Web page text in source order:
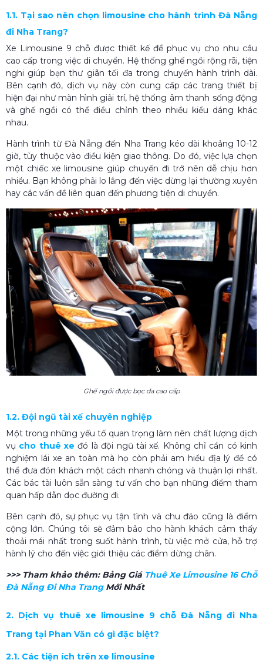
1.1. Tại sao nên chọn limousine cho hành trình Đà Nẵng
đi Nha Trang?
Xe Limousine 9 chỗ được thiết kế để phục vụ cho nhu cầu
cao cấp trong việc di chuyển. Hệ thống ghế ngồi rộng rãi, tiện
nghi giúp bạn thư giãn tối đa trong chuyến hành trình dài.
Bên cạnh đó, dịch vụ này còn cung cấp các trang thiết bị
hiện đại như màn hình giải trí, hệ thống âm thanh sống động
và ghế ngồi có thể điều chỉnh theo nhiều kiểu dáng khác
nhau.
Hành trình từ Đà Nẵng đến Nha Trang kéo dài khoảng 10-12
giờ, tùy thuộc vào điều kiện giao thông. Do đó, việc lựa chọn
một chiếc xe limousine giúp chuyến đi trở nên dễ chịu hơn
nhiều. Bạn không phải lo lắng đến việc dừng lại thường xuyên
hay các vấn đề liên quan đến phương tiện di chuyển.
Ghế ngồi được bọc da cao cấp
1.2. Đội ngũ tài xế chuyên nghiệp
Một trong những yếu tố quan trọng làm nên chất lượng dịch
vụ cho thuê xe đó là đội ngũ tài xế. Không chỉ cần có kinh
nghiệm lái xe an toàn mà họ còn phải am hiểu địa lý để có
thể đưa đón khách một cách nhanh chóng và thuận lợi nhất.
Các bác tài luôn sẵn sàng tư vấn cho bạn những điểm tham
quan hấp dẫn dọc đường đi.
Bên cạnh đó, sự phục vụ tận tình và chu đáo cũng là điểm
cộng lớn. Chúng tôi sẽ đảm bảo cho hành khách cảm thấy
thoải mái nhất trong suốt hành trình, từ việc mở cửa, hỗ trợ
hành lý cho đến việc giới thiệu các điểm dừng chân.
>>> Tham khảo thêm: Bảng Giá Thuê Xe Limousine 16 Chỗ
Đà Nẵng Đi Nha Trang Mới Nhất
2. Dịch vụ thuê xe limousine 9 chỗ Đà Nẵng đi Nha
Trang tại Phan Văn có gì đặc biệt?
2.1. Các tiện ích trên xe limousine